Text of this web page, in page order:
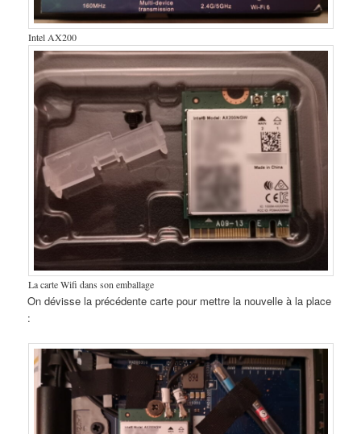
Intel AX200
La carte Wifi dans son emballage
On dévisse la précédente carte pour mettre la nouvelle à la place
: